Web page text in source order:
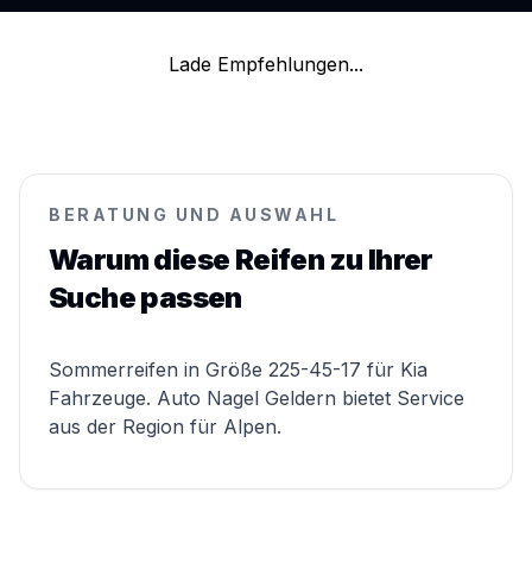
Lade Empfehlungen...
BERATUNG UND AUSWAHL
Warum diese Reifen zu Ihrer
Suche passen
Sommerreifen in Größe 225-45-17 für Kia
Fahrzeuge. Auto Nagel Geldern bietet Service
aus der Region für Alpen.